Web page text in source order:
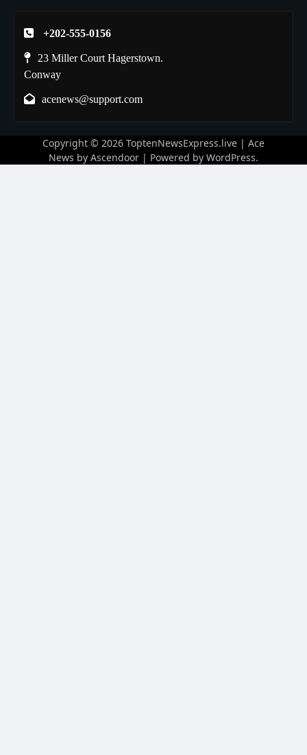
+202-555-0156
23 Miller Court Hagerstown.
Conway
acenews@support.com
Copyright © 2026 ToptenNewsExpress.live | Ace
News by Ascendoor | Powered by WordPress.